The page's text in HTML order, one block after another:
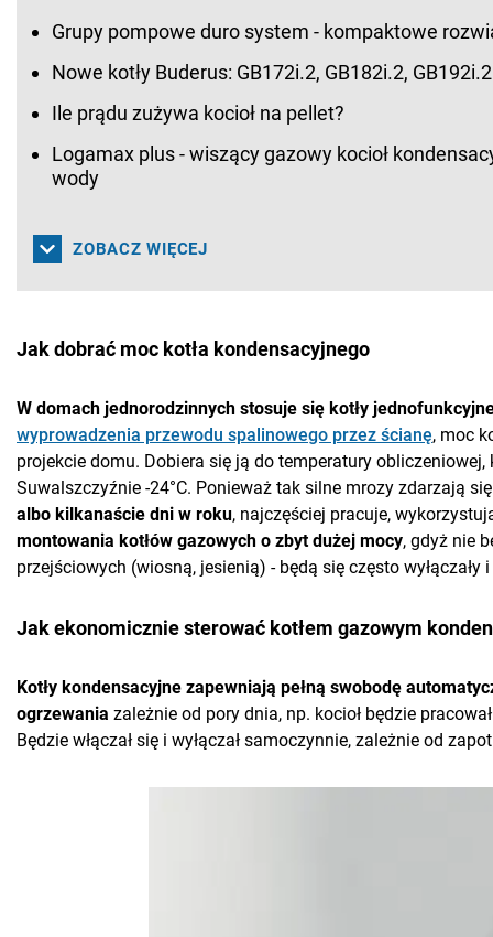
Grupy pompowe duro system - kompaktowe
Nowe kotły Buderus: GB172i.2, GB182i.2,
Ile prądu zużywa kocioł na pellet?
Logamax plus - wiszący gazowy kocioł
wody
ZOBACZ WIĘCEJ
Jak dobrać moc kotła kondensacyjnego
W domach jednorodzinnych stosuje się kotły
wyprowadzenia przewodu spalinowego przez ścianę, moc
projekcie domu. Dobiera się ją do temperatury
Suwalszczyźnie -24°C. Ponieważ tak silne mrozy zdarzają
albo kilkanaście dni w roku, najczęściej pracuje,
montowania kotłów gazowych o zbyt dużej mocy, gdyż nie
przejściowych (wiosną, jesienią) - będą się często wyłączały
Jak ekonomicznie sterować kotłem gazowym
Kotły kondensacyjne zapewniają pełną swobodę
ogrzewania zależnie od pory dnia, np. kocioł będzie
Będzie włączał się i wyłączał samoczynnie, zależnie od